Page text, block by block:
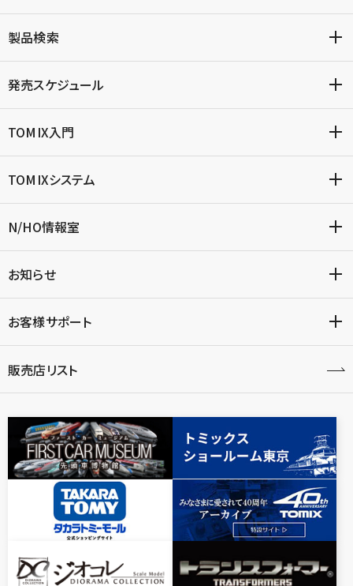
製品検索
発売スケジュール
TOMIX入門
TOMIXシステム
N/HO情報室
お知らせ
お客様サポート
販売店リスト